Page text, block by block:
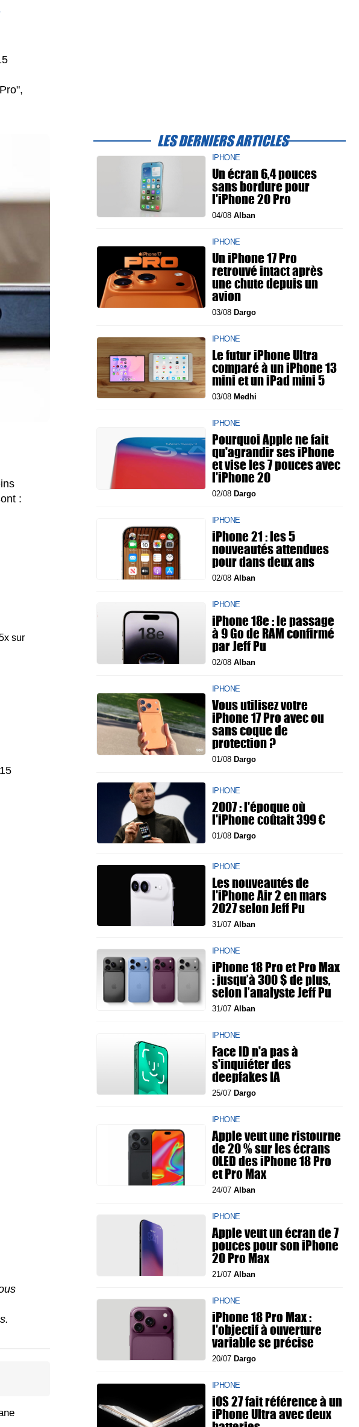
:
sur
LES DERNIERS ARTICLES
IPHONE
Un écran 6,4 pouces
sans bordure pour
l'iPhone 20 Pro
04/08 Alban
IPHONE
Un iPhone 17 Pro
retrouvé intact après
une chute depuis un
avion
03/08 Dargo
IPHONE
Le futur iPhone Ultra
comparé à un iPhone 13
mini et un iPad mini 5
03/08 Medhi
IPHONE
Pourquoi Apple ne fait
qu'agrandir ses iPhone
et vise les 7 pouces avec
l'iPhone 20
02/08 Dargo
IPHONE
iPhone 21 : les 5
nouveautés attendues
pour dans deux ans
02/08 Alban
IPHONE
iPhone 18e : le passage
à 9 Go de RAM confirmé
par Jeff Pu
02/08 Alban
IPHONE
Vous utilisez votre
iPhone 17 Pro avec ou
sans coque de
protection ?
01/08 Dargo
IPHONE
2007 : l'époque où
l'iPhone coûtait 399 €
01/08 Dargo
IPHONE
Les nouveautés de
l'iPhone Air 2 en mars
2027 selon Jeff Pu
31/07 Alban
IPHONE
iPhone 18 Pro et Pro Max
: jusqu’à 300 $ de plus,
selon l’analyste Jeff Pu
31/07 Alban
IPHONE
Face ID n'a pas à
s'inquiéter des
deepfakes IA
25/07 Dargo
IPHONE
Apple veut une ristourne
de 20 % sur les écrans
OLED des iPhone 18 Pro
et Pro Max
24/07 Alban
IPHONE
Apple veut un écran de 7
pouces pour son iPhone
20 Pro Max
21/07 Alban
IPHONE
iPhone 18 Pro Max :
l'objectif à ouverture
variable se précise
20/07 Dargo
IPHONE
iOS 27 fait référence à un
iPhone Ultra avec deux